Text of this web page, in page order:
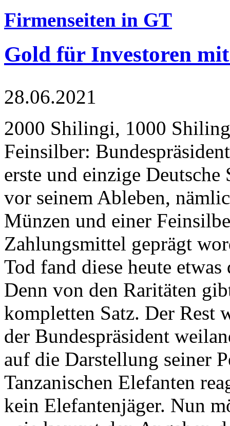
Firmenseiten in GT
Gold für Investoren
28.06.2021
2000 Shilingi, 1000
Feinsilber:
erste und einzige Deutsche
vor seinem Ableben,
Münzen und einer
Zahlungsmittel geprägt
Tod fand diese heute
Denn von den Raritäten
kompletten Satz. Der Rest
der Bundespräsident
auf die Darstellung seiner
Tanzanischen Elefanten
kein Elefantenjäger. Nun